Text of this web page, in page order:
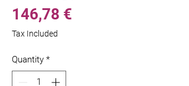
146,78 €
Tax Included
Quantity *